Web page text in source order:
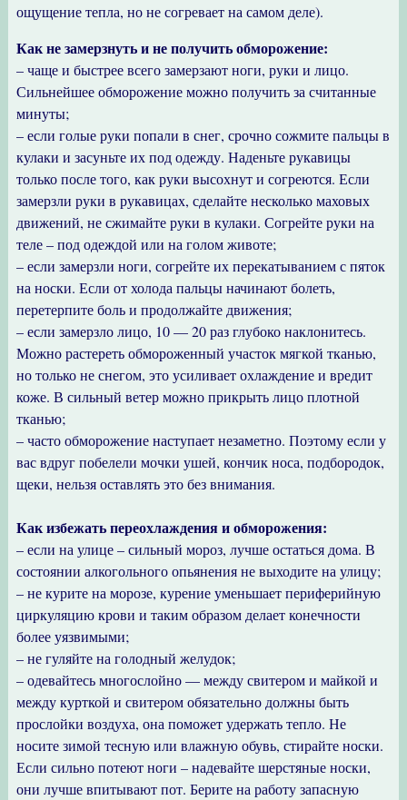
ощущение тепла, но не согревает на самом деле).
Как не замерзнуть и не получить обморожение:
– чаще и быстрее всего замерзают ноги, руки и лицо.
Сильнейшее обморожение можно получить за считанные
минуты;
– если голые руки попали в снег, срочно сожмите пальцы в
кулаки и засуньте их под одежду. Наденьте рукавицы
только после того, как руки высохнут и согреются. Если
замерзли руки в рукавицах, сделайте несколько маховых
движений, не сжимайте руки в кулаки. Согрейте руки на
теле – под одеждой или на голом животе;
– если замерзли ноги, согрейте их перекатыванием с пяток
на носки. Если от холода пальцы начинают болеть,
перетерпите боль и продолжайте движения;
– если замерзло лицо, 10 — 20 раз глубоко наклонитесь.
Можно растереть обмороженный участок мягкой тканью,
но только не снегом, это усиливает охлаждение и вредит
коже. В сильный ветер можно прикрыть лицо плотной
тканью;
– часто обморожение наступает незаметно. Поэтому если у
вас вдруг побелели мочки ушей, кончик носа, подбородок,
щеки, нельзя оставлять это без внимания.
Как избежать переохлаждения и обморожения:
– если на улице – сильный мороз, лучше остаться дома. В
состоянии алкогольного опьянения не выходите на улицу;
– не курите на морозе, курение уменьшает периферийную
циркуляцию крови и таким образом делает конечности
более уязвимыми;
– не гуляйте на голодный желудок;
– одевайтесь многослойно — между свитером и майкой и
между курткой и свитером обязательно должны быть
прослойки воздуха, она поможет удержать тепло. Не
носите зимой тесную или влажную обувь, стирайте носки.
Если сильно потеют ноги – надевайте шерстяные носки,
они лучше впитывают пот. Берите на работу запасную